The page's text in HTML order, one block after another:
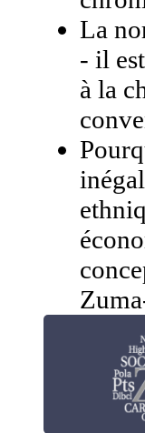
La
- il
à la